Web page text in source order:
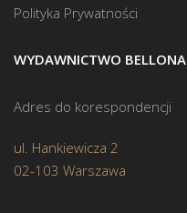
Polityka Prywatności
WYDAWNICTWO BELLONA
Adres do korespondencji
ul. Hankiewicza 2
02-103 Warszawa